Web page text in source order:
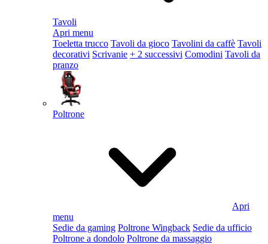
Tavoli
Apri menu
Toeletta trucco Tavoli da gioco Tavolini da caffè Tavoli
decorativi Scrivanie + 2 successivi Comodini Tavoli da
pranzo
Poltrone
Apri
menu
Sedie da gaming Poltrone Wingback Sedie da ufficio
Poltrone a dondolo Poltrone da massaggio